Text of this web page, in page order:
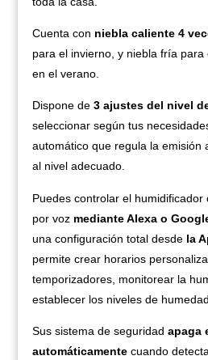
Cuenta con niebla caliente 4
para el invierno, y niebla fría para
en el verano.
Dispone de 3 ajustes del nivel
seleccionar según tus
automático que regula la emisión
al nivel adecuado.
Puedes controlar el humidificador
por voz mediante Alexa o
una configuración total desde la
permite crear horarios
temporizadores, monitorear la
establecer los niveles de
Sus sistema de seguridadapaga
automáticamente cuando